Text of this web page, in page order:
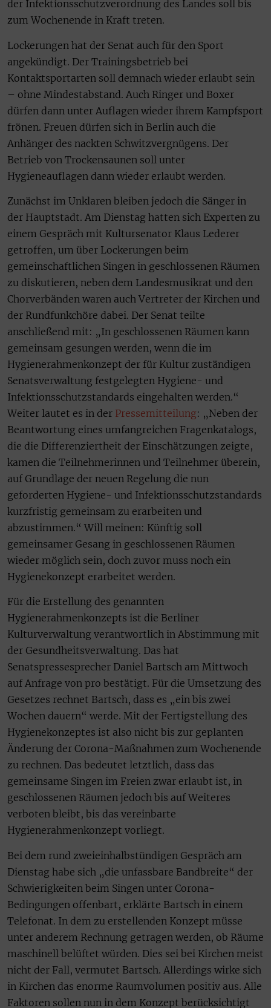
der Infektionsschutzverordnung des Landes soll bis
zum Wochenende in Kraft treten.
Lockerungen hat der Senat auch für den Sport
angekündigt. Der Trainingsbetrieb bei
Kontaktsportarten soll demnach wieder erlaubt sein
– ohne Mindestabstand. Auch Ringer und Boxer
dürfen dann unter Auflagen wieder ihrem Kampfsport
frönen. Freuen dürfen sich in Berlin auch die
Anhänger des nackten Schwitzvergnügens. Der
Betrieb von Trockensaunen soll unter
Hygieneauflagen dann wieder erlaubt werden.
Zunächst im Unklaren bleiben jedoch die Sänger in
der Hauptstadt. Am Dienstag hatten sich Experten zu
einem Gespräch mit Kultursenator Klaus Lederer
getroffen, um über Lockerungen beim
gemeinschaftlichen Singen in geschlossenen Räumen
zu diskutieren, neben dem Landesmusikrat und den
Chorverbänden waren auch Vertreter der Kirchen und
der Rundfunkchöre dabei. Der Senat teilte
anschließend mit: „In geschlossenen Räumen kann
gemeinsam gesungen werden, wenn die im
Hygienerahmenkonzept der für Kultur zuständigen
Senatsverwaltung festgelegten Hygiene- und
Infektionsschutzstandards eingehalten werden.“
Weiter lautet es in der Pressemitteilung: „Neben der
Beantwortung eines umfangreichen Fragenkatalogs,
die die Differenziertheit der Einschätzungen zeigte,
kamen die Teilnehmerinnen und Teilnehmer überein,
auf Grundlage der neuen Regelung die nun
geforderten Hygiene- und Infektionsschutzstandards
kurzfristig gemeinsam zu erarbeiten und
abzustimmen.“ Will meinen: Künftig soll
gemeinsamer Gesang in geschlossenen Räumen
wieder möglich sein, doch zuvor muss noch ein
Hygienekonzept erarbeitet werden.
Für die Erstellung des genannten
Hygienerahmenkonzepts ist die Berliner
Kulturverwaltung verantwortlich in Abstimmung mit
der Gesundheitsverwaltung. Das hat
Senatspressesprecher Daniel Bartsch am Mittwoch
auf Anfrage von pro bestätigt. Für die Umsetzung des
Gesetzes rechnet Bartsch, dass es „ein bis zwei
Wochen dauern“ werde. Mit der Fertigstellung des
Hygienekonzeptes ist also nicht bis zur geplanten
Änderung der Corona-Maßnahmen zum Wochenende
zu rechnen. Das bedeutet letztlich, dass das
gemeinsame Singen im Freien zwar erlaubt ist, in
geschlossenen Räumen jedoch bis auf Weiteres
verboten bleibt, bis das vereinbarte
Hygienerahmenkonzept vorliegt.
Bei dem rund zweieinhalbstündigen Gespräch am
Dienstag habe sich „die unfassbare Bandbreite“ der
Schwierigkeiten beim Singen unter Corona-
Bedingungen offenbart, erklärte Bartsch in einem
Telefonat. In dem zu erstellenden Konzept müsse
unter anderem Rechnung getragen werden, ob Räume
maschinell belüftet würden. Dies sei bei Kirchen meist
nicht der Fall, vermutet Bartsch. Allerdings wirke sich
in Kirchen das enorme Raumvolumen positiv aus. Alle
Faktoren sollen nun in dem Konzept berücksichtigt